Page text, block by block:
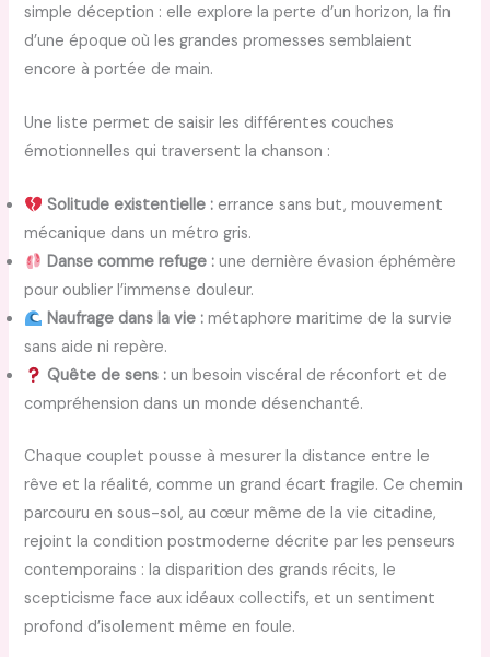
simple déception : elle explore la perte d’un horizon, la fin
d’une époque où les grandes promesses semblaient
encore à portée de main.
Une liste permet de saisir les différentes couches
émotionnelles qui traversent la chanson :
Solitude existentielle : errance sans but, mouvement
mécanique dans un métro gris.
Danse comme refuge : une dernière évasion éphémère
pour oublier l’immense douleur.
Naufrage dans la vie : métaphore maritime de la survie
sans aide ni repère.
Quête de sens : un besoin viscéral de réconfort et de
compréhension dans un monde désenchanté.
Chaque couplet pousse à mesurer la distance entre le
rêve et la réalité, comme un grand écart fragile. Ce chemin
parcouru en sous-sol, au cœur même de la vie citadine,
rejoint la condition postmoderne décrite par les penseurs
contemporains : la disparition des grands récits, le
scepticisme face aux idéaux collectifs, et un sentiment
profond d’isolement même en foule.